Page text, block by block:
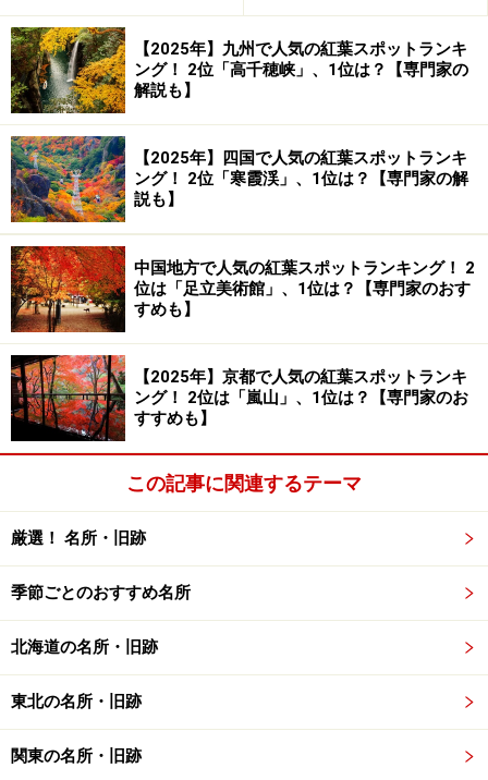
早咲きの河津桜と菜の花の鮮やかなコントラストが楽しめる
「みなみの桜と菜の花まつり」（2007年2月25日撮影）
「みなみの桜と菜の花まつり」は、1999年からスタート
したイベント。下賀茂地区を流れる青野川の両岸に約2
キロメートルに渡って続く桜並木と菜の花を愛でること
ができます。
青野川沿いの堤防沿いに咲くみなみの桜（2010年2月20日撮
影）
桜の種類は、早咲きで知られる河津桜。ここでは「みな
みの桜」と呼ばれています。その年の気候にも左右され
ますが、例年2月中旬には桜が咲き始め、2月下旬から3
月始めにかけて見頃となります。
下賀茂では「みなみの桜」と呼ばれる河津桜（2007年2月25
日撮影）
国内でたくさん見られる桜、ソメイヨシノは白色から薄
い桃色の花をつけますが、河津桜の花は濃い桃色なのが
菜の花とみなみの桜の美しいコラボレーションを楽しみに多
くの人が集まります（2010年2月20日撮影）
さらに2月始めから咲くという菜の花の鮮やかな黄色が
【2025年】九州で人気の紅葉スポットランキ
ング！ 2位「高千穂峡」、1位は？【専門家の
解説も】
【2025年】四国で人気の紅葉スポットランキ
ング！ 2位「寒霞渓」、1位は？【専門家の解
説も】
中国地方で人気の紅葉スポットランキング！ 2
位は「足立美術館」、1位は？【専門家のおす
すめも】
【2025年】京都で人気の紅葉スポットランキ
ング！ 2位は「嵐山」、1位は？【専門家のお
すすめも】
この記事に関連するテーマ
厳選！ 名所・旧跡
季節ごとのおすすめ名所
北海道の名所・旧跡
東北の名所・旧跡
関東の名所・旧跡